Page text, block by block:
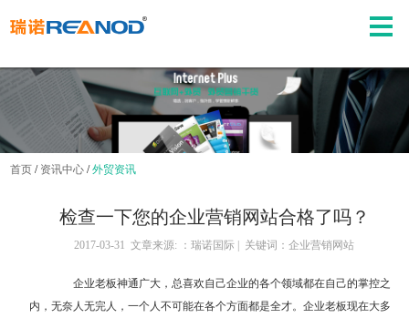
首页 / 资讯中心 /外贸资讯
检查一下您的企业营销网站合格了吗？
2017-03-31 文章来源: ：瑞诺国际 | 关键词：企业营销网站
企业老板神通广大，总喜欢自己企业的各个领域都在自己的掌控之
内，无奈人无完人，一个人不可能在各个方面都是全才。企业老板现在大多